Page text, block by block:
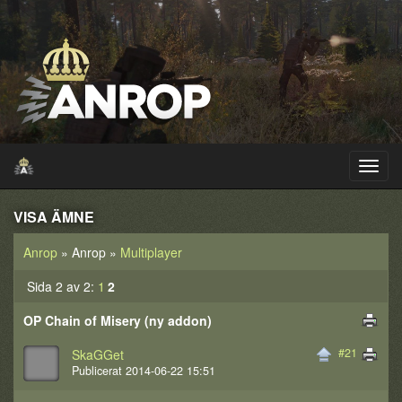
VISA ÄMNE
Anrop » Anrop » Multiplayer
Sida 2 av 2: 1 2
OP Chain of Misery (ny addon)
#21
SkaGGet
Publicerat 2014-06-22 15:51